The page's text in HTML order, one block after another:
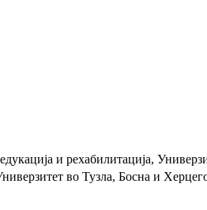
и рехабилитација,
во Тузла, Босна и